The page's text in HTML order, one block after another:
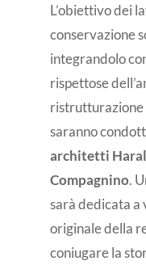
L’obiettivo dei
conservazione
integrandolo
rispettose
ristrutturazione
saranno
architetti
Compagnino.
sarà dedicata a
originale della
coniugare la